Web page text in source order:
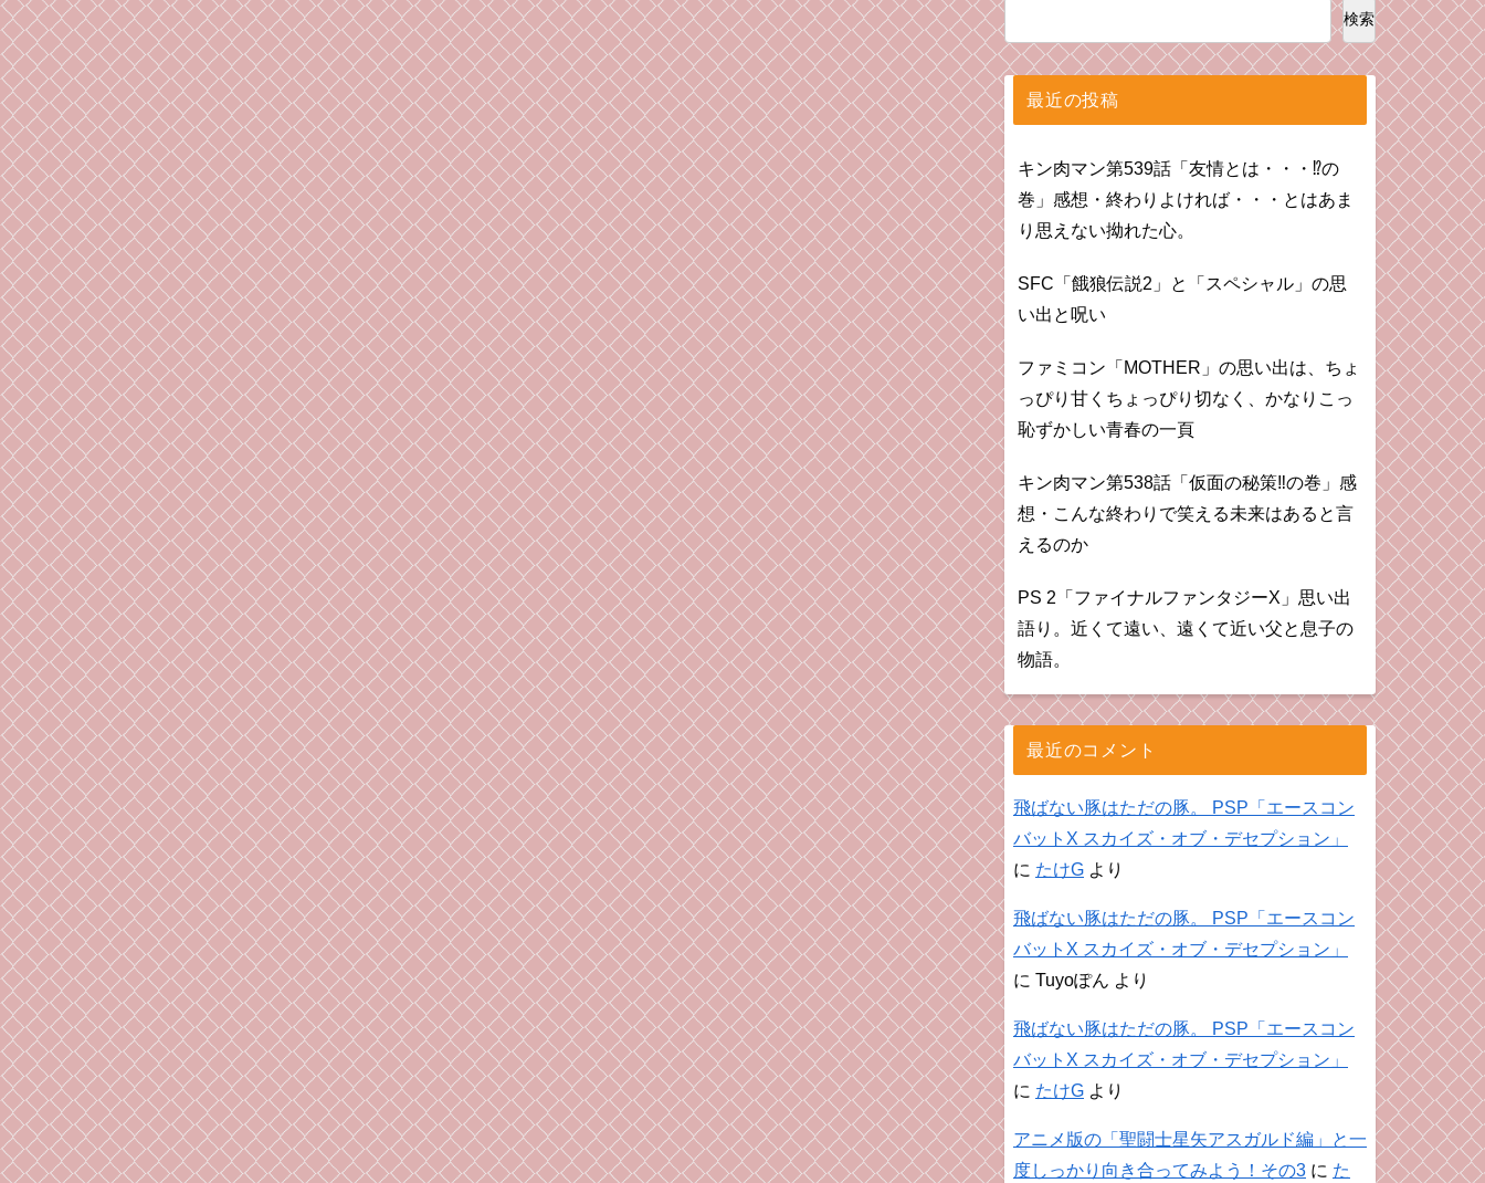
検索
最近の投稿
キン肉マン第539話「友情とは・・・⁉︎の
巻」感想・終わりよければ・・・とはあま
り思えない拗れた心。
SFC「餓狼伝説2」と「スペシャル」の思
い出と呪い
ファミコン「MOTHER」の思い出は、ちょ
っぴり甘くちょっぴり切なく、かなりこっ
恥ずかしい青春の一頁
キン肉マン第538話「仮面の秘策‼︎の巻」感
想・こんな終わりで笑える未来はあると言
えるのか
PS 2「ファイナルファンタジーX」思い出
語り。近くて遠い、遠くて近い父と息子の
物語。
最近のコメント
飛ばない豚はただの豚。 PSP「エースコン
バットX スカイズ・オブ・デセプション」
に たけG より
飛ばない豚はただの豚。 PSP「エースコン
バットX スカイズ・オブ・デセプション」
に Tuyoぽん より
飛ばない豚はただの豚。 PSP「エースコン
バットX スカイズ・オブ・デセプション」
に たけG より
アニメ版の「聖闘士星矢アスガルド編」と一
度しっかり向き合ってみよう！その3 に た